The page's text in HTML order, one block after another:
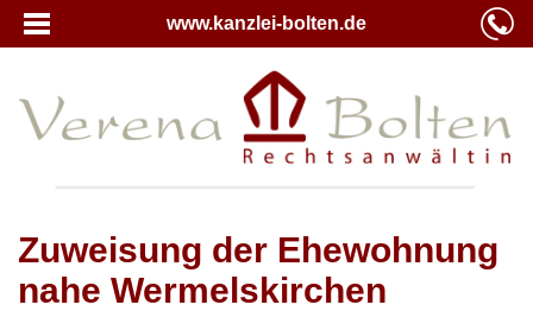
www.kanzlei-bolten.de
Zuweisung der Ehewohnung
nahe Wermelskirchen